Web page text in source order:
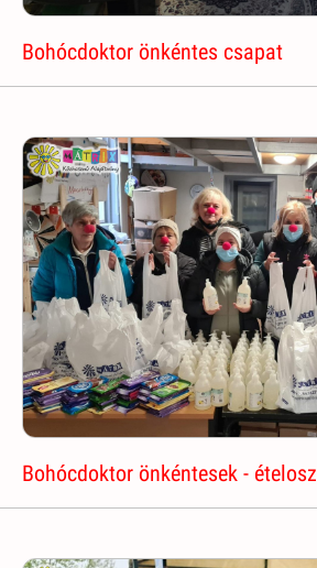
Bohócdoktor önkéntes csapat
Bohócdoktor önkéntesek -